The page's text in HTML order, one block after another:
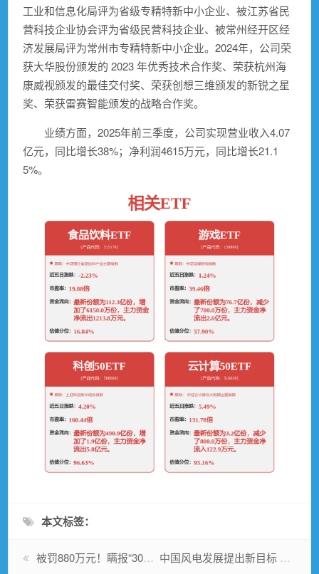
工业和信息化局评为省级专精特新中小企业、被江苏省民
营科技企业协会评为省级民营科技企业、被常州经开区经
济发展局评为常州市专精特新中小企业。2024年，公司荣
获大华股份颁发的 2023 年优秀技术合作奖、荣获杭州海
康威视颁发的最佳交付奖、荣获创想三维颁发的新锐之星
奖、荣获雷赛智能颁发的战略合作奖。
业绩方面，2025年前三季度，公司实现营业收入4.07
亿元，同比增长38%；净利润4615万元，同比增长21.1
5%。
本文标签：
被罚880万元！瞒报“30亿元理财未按期收回”，白银有色及五名高管领巨额罚单 中国风电发展提出新目标 未来六年累计装机再增长150%